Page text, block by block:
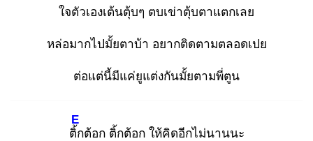
ใจตัวเองเต้นตุ้บๆ ตบเข่าตุ้บตาแตกเลย
หล่อมากไปมั้ยตาบ้า อยากติดตามตลอดเปย
ต่อแต่นี้มีแค่ยูแต่งกันมั้ยตามพี่ตูน
ติ้ก
E
ต้อก ติ้กต้อก ให้คิดอีกไม่นานนะ